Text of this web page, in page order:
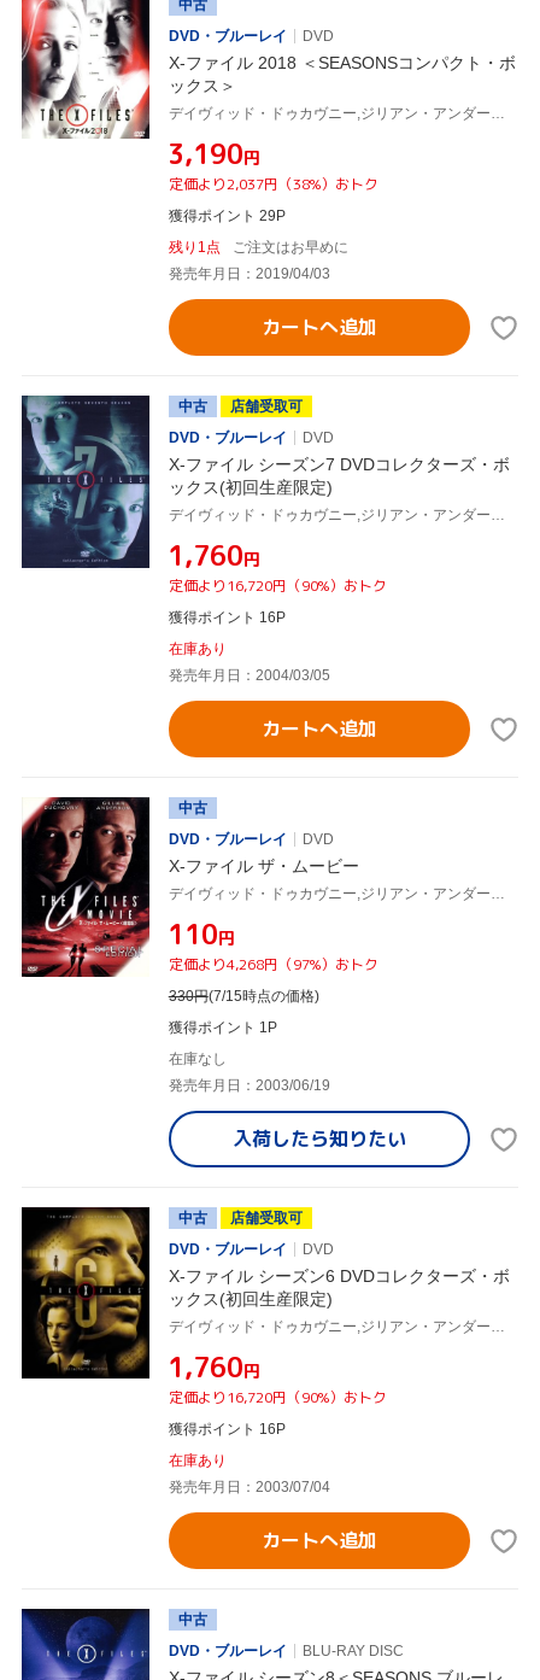
中古
DVD・ブルーレイ
DVD
X-ファイル 2018 ＜SEASONSコンパクト・ボ
ックス＞
デイヴィッド・ドゥカヴニー,ジリアン・アンダーソン,ミッチ・ピレッジ
¥3,190円
定価より2,037円（38%）おトク
獲得ポイント 29P
残り1点
ご注文はお早めに
発売年月日：2019/04/03
カートへ追加
中古
店舗受取可
DVD・ブルーレイ
DVD
X-ファイル シーズン7 DVDコレクターズ・ボ
ックス(初回生産限定)
デイヴィッド・ドゥカヴニー,ジリアン・アンダーソン,クリス・カーター(製作総指揮)
¥1,760円
定価より16,720円（90%）おトク
獲得ポイント 16P
在庫あり
発売年月日：2004/03/05
カートへ追加
中古
DVD・ブルーレイ
DVD
X-ファイル ザ・ムービー
デイヴィッド・ドゥカヴニー,ジリアン・アンダーソン,ジョン・ネヴィル,ロブ・ボウマン(監督),クリス・カーター(脚本、制作),ダニエル・サックハイム(制作)
¥110円
定価より4,268円（97%）おトク
330円(7/15時点の価格)
獲得ポイント 1P
在庫なし
発売年月日：2003/06/19
入荷したら知りたい
中古
店舗受取可
DVD・ブルーレイ
DVD
X-ファイル シーズン6 DVDコレクターズ・ボ
ックス(初回生産限定)
デイヴィッド・ドゥカヴニー,ジリアン・アンダーソン,クリス・カーター(製作総指揮)
¥1,760円
定価より16,720円（90%）おトク
獲得ポイント 16P
在庫あり
発売年月日：2003/07/04
カートへ追加
中古
DVD・ブルーレイ
BLU-RAY DISC